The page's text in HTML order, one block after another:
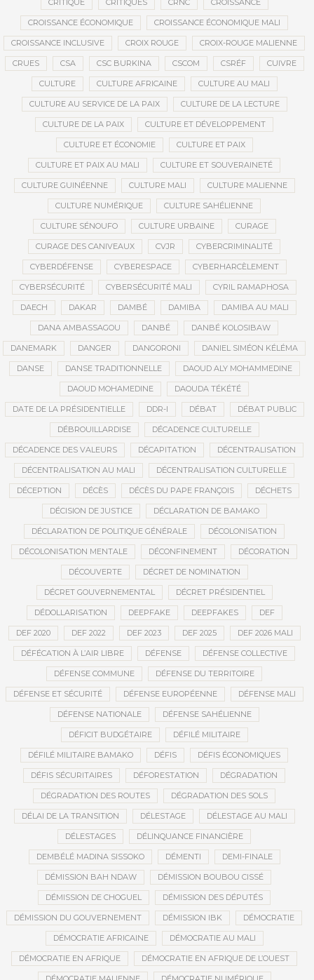
CRITIQUE CRITIQUES CRNC CROISSANCE
CROISSANCE ÉCONOMIQUE CROISSANCE ÉCONOMIQUE MALI
CROISSANCE INCLUSIVE CROIX ROUGE CROIX-ROUGE MALIENNE
CRUES CSA CSC BURKINA CSCOM CSRÉF CUIVRE
CULTURE CULTURE AFRICAINE CULTURE AU MALI
CULTURE AU SERVICE DE LA PAIX CULTURE DE LA LECTURE
CULTURE DE LA PAIX CULTURE ET DÉVELOPPEMENT
CULTURE ET ÉCONOMIE CULTURE ET PAIX
CULTURE ET PAIX AU MALI CULTURE ET SOUVERAINETÉ
CULTURE GUINÉENNE CULTURE MALI CULTURE MALIENNE
CULTURE NUMÉRIQUE CULTURE SAHÉLIENNE
CULTURE SÉNOUFO CULTURE URBAINE CURAGE
CURAGE DES CANIVEAUX CVJR CYBERCRIMINALITÉ
CYBERDÉFENSE CYBERESPACE CYBERHARCÈLEMENT
CYBERSÉCURITÉ CYBERSÉCURITÉ MALI CYRIL RAMAPHOSA
DAECH DAKAR DAMBÉ DAMIBA DAMIBA AU MALI
DANA AMBASSAGOU DANBÉ DANBÉ KOLOSIBAW
DANEMARK DANGER DANGORONI DANIEL SIMÉON KÉLÉMA
DANSE DANSE TRADITIONNELLE DAOUD ALY MOHAMMEDINE
DAOUD MOHAMEDINE DAOUDA TÉKÉTÉ
DATE DE LA PRÉSIDENTIELLE DDR-I DÉBAT DÉBAT PUBLIC
DÉBROUILLARDISE DÉCADENCE CULTURELLE
DÉCADENCE DES VALEURS DÉCAPITATION DÉCENTRALISATION
DÉCENTRALISATION AU MALI DÉCENTRALISATION CULTURELLE
DÉCEPTION DÉCÈS DÉCÈS DU PAPE FRANÇOIS DÉCHETS
DÉCISION DE JUSTICE DÉCLARATION DE BAMAKO
DÉCLARATION DE POLITIQUE GÉNÉRALE DÉCOLONISATION
DÉCOLONISATION MENTALE DÉCONFINEMENT DÉCORATION
DÉCOUVERTE DÉCRET DE NOMINATION
DÉCRET GOUVERNEMENTAL DÉCRET PRÉSIDENTIEL
DÉDOLLARISATION DEEPFAKE DEEPFAKES DEF
DEF 2020 DEF 2022 DEF 2023 DEF 2025 DEF 2026 MALI
DÉFÉCATION À L’AIR LIBRE DÉFENSE DÉFENSE COLLECTIVE
DÉFENSE COMMUNE DÉFENSE DU TERRITOIRE
DÉFENSE ET SÉCURITÉ DÉFENSE EUROPÉENNE DÉFENSE MALI
DÉFENSE NATIONALE DÉFENSE SAHÉLIENNE
DÉFICIT BUDGÉTAIRE DÉFILÉ MILITAIRE
DÉFILÉ MILITAIRE BAMAKO DÉFIS DÉFIS ÉCONOMIQUES
DÉFIS SÉCURITAIRES DÉFORESTATION DÉGRADATION
DÉGRADATION DES ROUTES DÉGRADATION DES SOLS
DÉLAI DE LA TRANSITION DÉLESTAGE DÉLESTAGE AU MALI
DÉLESTAGES DÉLINQUANCE FINANCIÈRE
DEMBÉLÉ MADINA SISSOKO DÉMENTI DEMI-FINALE
DÉMISSION BAH NDAW DÉMISSION BOUBOU CISSÉ
DÉMISSION DE CHOGUEL DÉMISSION DES DÉPUTÉS
DÉMISSION DU GOUVERNEMENT DÉMISSION IBK DÉMOCRATIE
DÉMOCRATIE AFRICAINE DÉMOCRATIE AU MALI
DÉMOCRATIE EN AFRIQUE DÉMOCRATIE EN AFRIQUE DE L’OUEST